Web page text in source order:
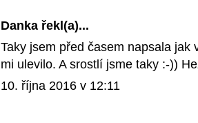
Danka řekl(a)...
Taky jsem před časem napsala jak
mi ulevilo. A srostlí jsme taky :-))
10. října 2016 v 12:11